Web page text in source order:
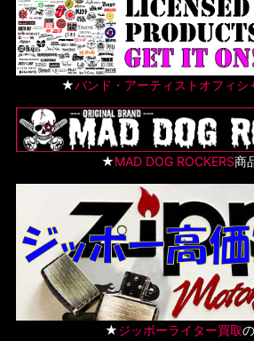
★バンド・アーティストオフィシ
★MAD DOG ROCKERS商
★ジッポーライター買取